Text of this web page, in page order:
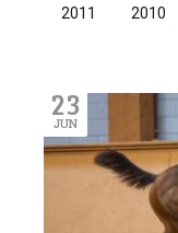
2011
2010
23
JUN